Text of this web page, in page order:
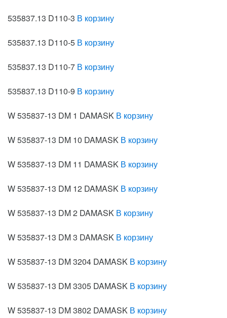
535837.13 D110-3 В корзину
535837.13 D110-5 В корзину
535837.13 D110-7 В корзину
535837.13 D110-9 В корзину
W 535837-13 DM 1 DAMASK В корзину
W 535837-13 DM 10 DAMASK В корзину
W 535837-13 DM 11 DAMASK В корзину
W 535837-13 DM 12 DAMASK В корзину
W 535837-13 DM 2 DAMASK В корзину
W 535837-13 DM 3 DAMASK В корзину
W 535837-13 DM 3204 DAMASK В корзину
W 535837-13 DM 3305 DAMASK В корзину
W 535837-13 DM 3802 DAMASK В корзину